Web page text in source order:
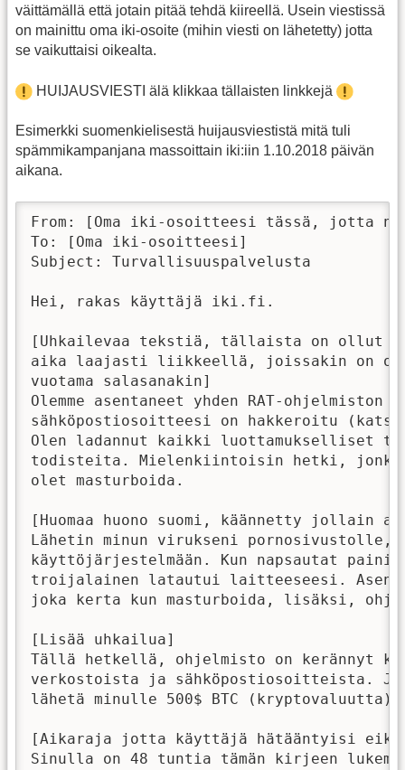
väittämällä että jotain pitää tehdä kiireellä. Usein viestissä
on mainittu oma iki-osoite (mihin viesti on lähetetty) jotta
se vaikuttaisi oikealta.
HUIJAUSVIESTI älä klikkaa tällaisten linkkejä
Esimerkki suomenkielisestä huijausviestistä mitä tuli
spämmikampanjana massoittain iki:iin 1.10.2018 päivän
aikana.
From: [Oma iki-osoitteesi tässä, jotta
To: [Oma iki-osoitteesi]
Subject: Turvallisuuspalvelusta
Hei, rakas käyttäjä iki.fi.
[Uhkailevaa tekstiä, tällaista on ollut
aika laajasti liikkeellä, joissakin on
vuotama salasanakin]
Olemme asentaneet yhden RAT-
sähköpostiosoitteesi on hakkeroitu
Olen ladannut kaikki luottamukselliset
todisteita. Mielenkiintoisin hetki,
olet masturboida.
[Huomaa huono suomi, käännetty jollain
Lähetin minun virukseni
käyttöjärjestelmään. Kun napsautat
troijalainen latautui laitteeseesi.
joka kerta kun masturboida, lisäksi,
[Lisää uhkailua]
Tällä hetkellä, ohjelmisto on kerännyt
verkostoista ja sähköpostiosoitteista.
lähetä minulle 500$ BTC
[Aikaraja jotta käyttäjä hätääntyisi
Sinulla on 48 tuntia tämän kirjeen